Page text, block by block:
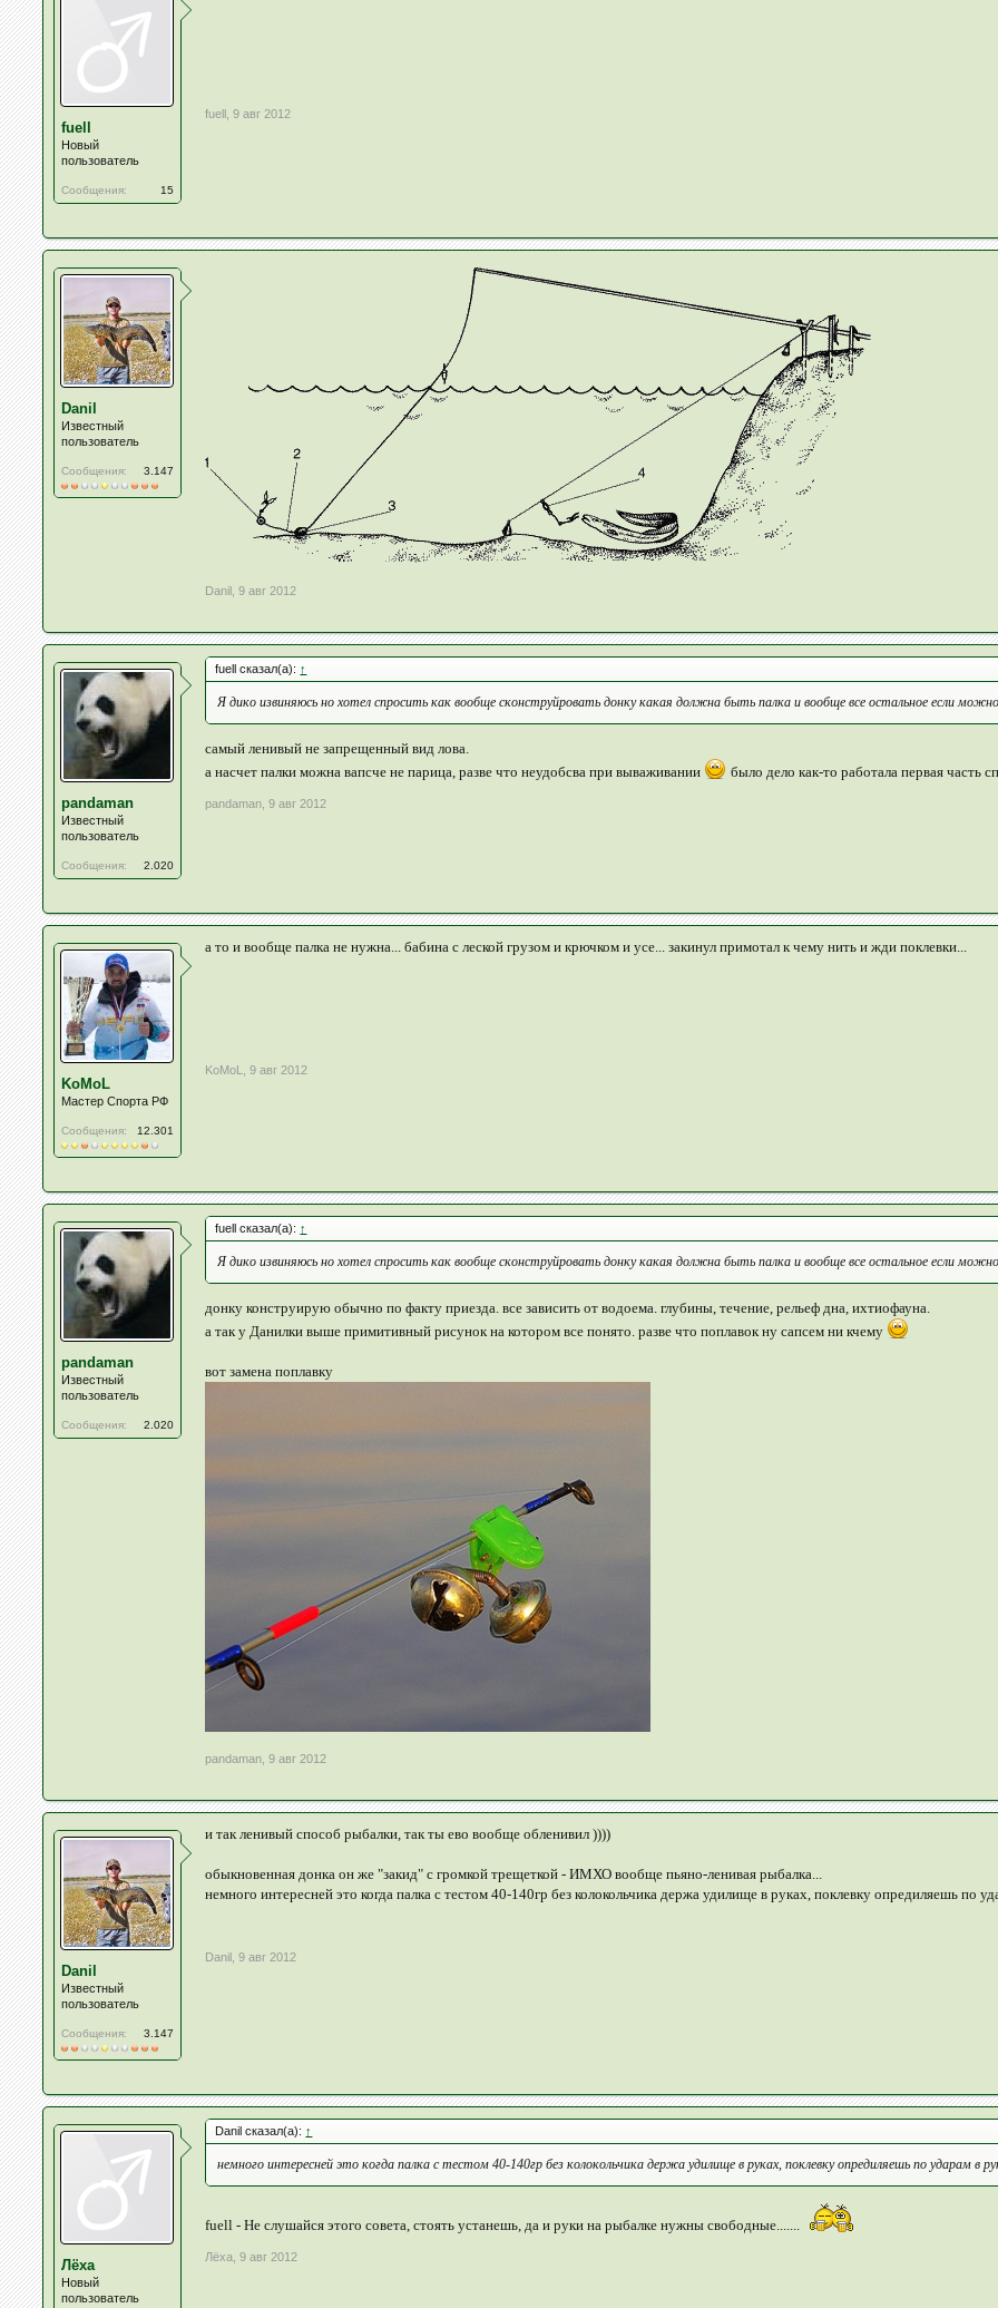
fuell
Новый
пользователь
Сообщения: 15
fuell 9 авг 2012
Danil
Известный
пользователь
Сообщения: 3.147
Danil 9 авг 2012
pandaman
Известный
пользователь
Сообщения: 2.020
fuell сказал(а): ↑
Я дико извиняюсь но хотел спросить как вообще сконструйровать донку какая должна быть палка и вообще все остальное если
самый ленивый не запрещенный вид лова.
а насчет палки можна вапсче не парица, разве что неудобсва при вываживании
было дело как-то работала первая часть
pandaman 9 авг 2012
KoMoL
Мастер Спорта РФ
Сообщения: 12.301
а то и вообще палка не нужна... бабина с леской грузом и крючком и усе... закинул примотал к чему нить и жди поклевки...
KoMoL 9 авг 2012
pandaman
Известный
пользователь
Сообщения: 2.020
fuell сказал(а): ↑
Я дико извиняюсь но хотел спросить как вообще сконструйровать донку какая должна быть палка и вообще все остальное если
донку конструирую обычно по факту приезда. все зависить от водоема. глубины, течение, рельеф дна, ихтиофауна.
а так у Данилки выше примитивный рисунок на котором все понято. разве что поплавок ну сапсем ни кчему
вот замена поплавку
pandaman 9 авг 2012
Danil
Известный
пользователь
Сообщения: 3.147
и так ленивый способ рыбалки, так ты ево вообще обленивил ))))
обыкновенная донка он же "закид" с громкой трещеткой - ИМХО вообще пьяно-ленивая рыбалка...
немного интересней это когда палка с тестом 40-140гр без колокольчика держа удилище в руках, поклевку опредиляешь по
Danil 9 авг 2012
Лёха
Новый
пользователь
Danil сказал(а): ↑
немного интересней это когда палка с тестом 40-140гр без колокольчика держа удилище в руках, поклевку опредиляешь по ударам в
fuell - Не слушайся этого совета, стоять устанешь, да и руки на рыбалке нужны свободные.......
Лёха 9 авг 2012